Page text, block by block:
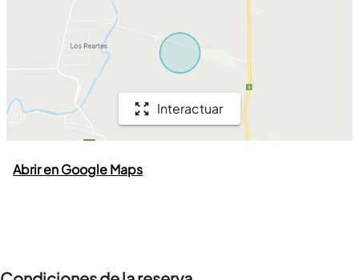
Interactuar
Abrir en Google Maps